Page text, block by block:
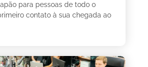
para pessoas de todo o
contato à sua chegada ao